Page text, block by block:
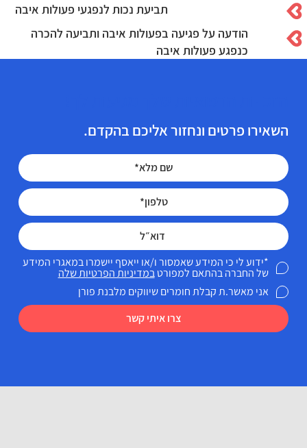
תביעת נכות לנפגעי פעולות איבה
הודעה על פגיעה בפעולות איבה ותביעה להכרה
כנפגע פעולות איבה
השאירו פרטים ונחזור אליכם בהקדם.
צרו איתי קשר
*ידוע לי כי המידע שאמסור ו/או ייאסף יישמרו במאגרי המידע
של החברה בהתאם למפורטבמדיניות הפרטיות שלה
אני מאשר.ת קבלת חומרים שיווקים מלבנת פורן